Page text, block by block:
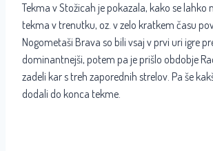
Tekma v Stožicah je pokazala, kako se lahko
tekma v trenutku, oz. v zelo kratkem času
Nogometaši Brava so bili vsaj v prvi uri igre
dominantnejši, potem pa je prišlo obdobje
zadeli kar s treh zaporednih strelov. Pa še
dodali do konca tekme.